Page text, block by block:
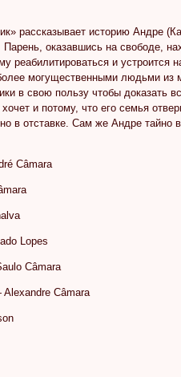
рассказывает историю Андре
оказавшись на свободе,
реабилитироваться и
могущественными людьми из
в свою пользу чтобы доказать
и потому, что его семья
в отставке. Сам же Андре
Câmara
Lopes
Câmara
Câmara